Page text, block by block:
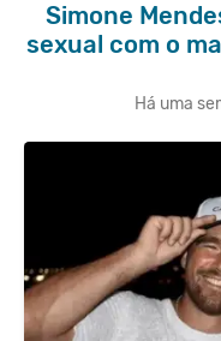
Simone
sexual com o
Há uma